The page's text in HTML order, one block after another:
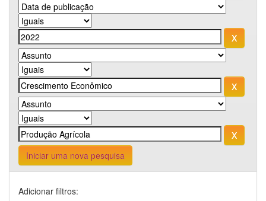
Iniciar uma nova pesquisa
Adicionar filtros: